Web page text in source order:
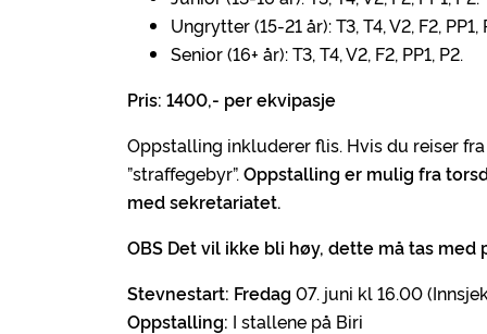
Ungrytter (15-21 år): T3, T4, V2, F2, PP1,
Senior (16+ år): T3, T4, V2, F2, PP1, P2.
Pris: 1400,- per ekvipasje
Oppstalling inkluderer flis. Hvis du reiser
”straffegebyr”. Oppstalling er mulig fra
med sekretariatet.
OBS Det vil ikke bli høy, dette må tas med
Stevnestart: Fredag 07. juni kl 16.00
Oppstalling: I stallene på Biri